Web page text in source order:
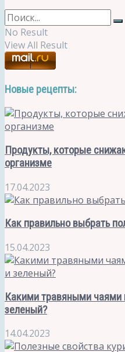
No Result
View All Result
Новые рецепты:
Продукты, которые
организме
17.04.2023
Как правильно выбрать
15.04.2023
Какими травяными
зеленый?
14.04.2023